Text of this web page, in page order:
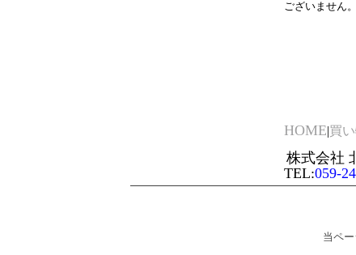
ございません
HOME|買
株式会社
TEL:059-
当ペー